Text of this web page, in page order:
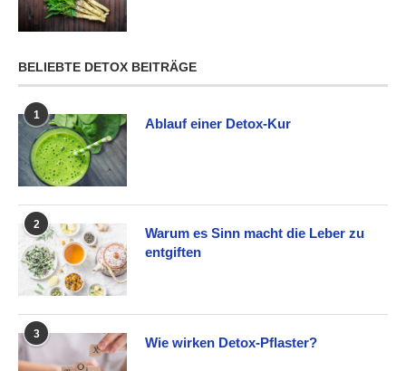
BELIEBTE DETOX BEITRÄGE
1
Ablauf einer Detox-Kur
2
Warum es Sinn macht die Leber zu
entgiften
3
Wie wirken Detox-Pflaster?